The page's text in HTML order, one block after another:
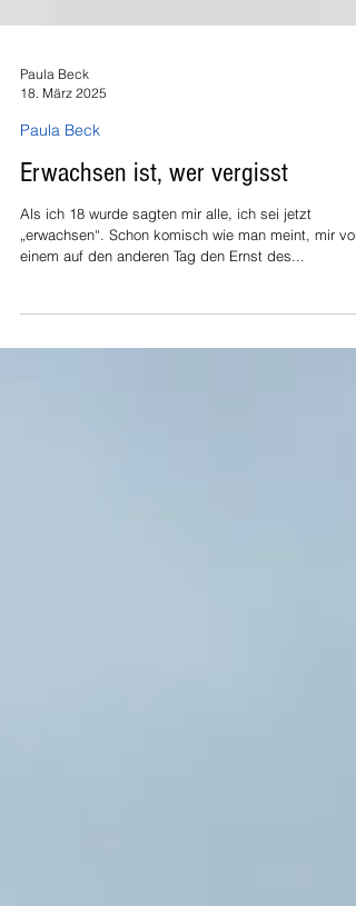
Paula Beck
Paula Beck
Erwachsen ist, wer vergisst
Als ich 18 wurde sagten mir alle, ich sei jetzt
einem auf den anderen Tag den Ernst des...